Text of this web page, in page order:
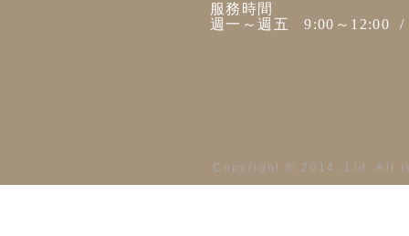
服務時間
週一～週五 9:00～12:00 /
Copyright © 2014, Ltd.